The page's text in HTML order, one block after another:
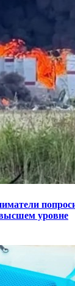
уровне